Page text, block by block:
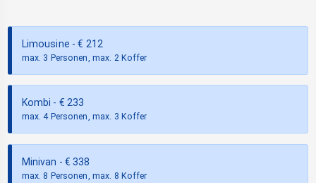
Limousine - € 212
max. 3 Personen, max. 2 Koffer
Kombi - € 233
max. 4 Personen, max. 3 Koffer
Minivan - €338
max. 8 Personen, max. 8 Koffer